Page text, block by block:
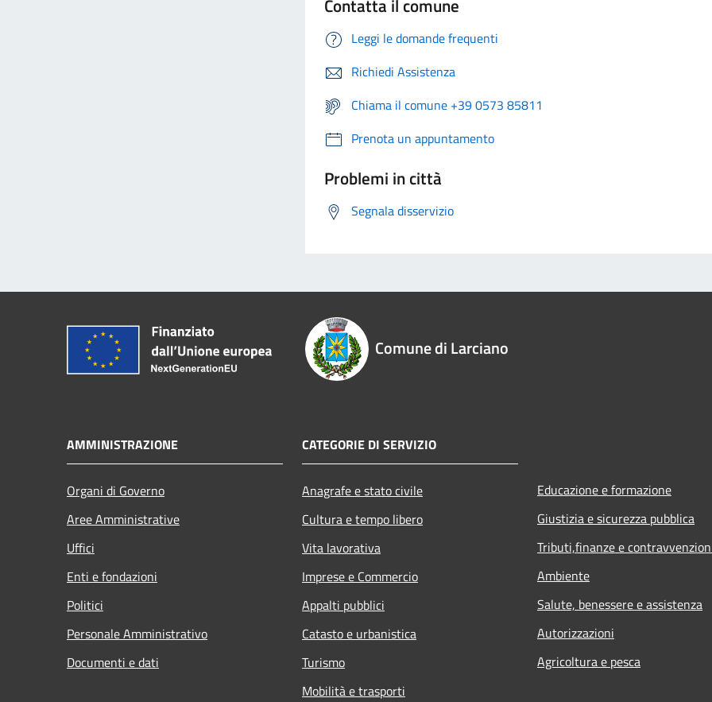
Contatta il comune
Leggi le domande frequenti
Richiedi Assistenza
Chiama il comune +39 0573 85811
Prenota un appuntamento
Problemi in città
Segnala disservizio
Comune di Larciano
AMMINISTRAZIONE
Organi di Governo
Aree Amministrative
Uffici
Enti e fondazioni
Politici
Personale Amministrativo
Documenti e dati
CATEGORIE DI SERVIZIO
Anagrafe e stato civile
Cultura e tempo libero
Vita lavorativa
Imprese e Commercio
Appalti pubblici
Catasto e urbanistica
Turismo
Mobilità e trasporti
Educazione e formazione
Giustizia e sicurezza pubblica
Tributi,finanze e
Ambiente
Salute, benessere e assistenza
Autorizzazioni
Agricoltura e pesca